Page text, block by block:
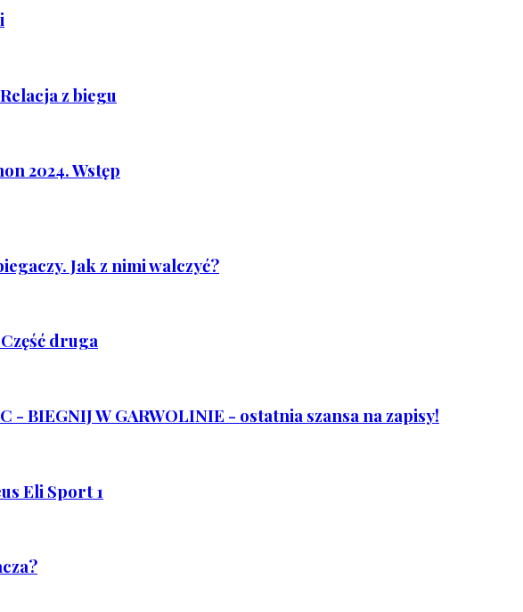
z biegu
2024. Wstęp
Jak z nimi walczyć?
druga
- BIEGNIJ W GARWOLINIE - ostatnia szansa na zapisy!
Eli Sport 1